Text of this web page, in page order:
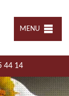
MENU
44 14